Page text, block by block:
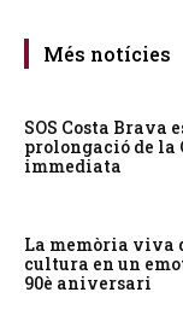
Més notícies
SOS Costa Brava
prolongació de la
immediata
La memòria viva
cultura en un
90è aniversari